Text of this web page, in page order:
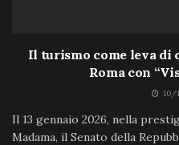
Il turismo come leva di
Roma con
10/
Il 13 gennaio 2026, nella
Madama, il Senato della